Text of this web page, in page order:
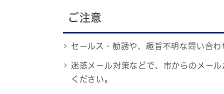
ご注意
セールス・勧誘や、趣旨不明な問い合
迷惑メール対策などで、市からのメー
ください。